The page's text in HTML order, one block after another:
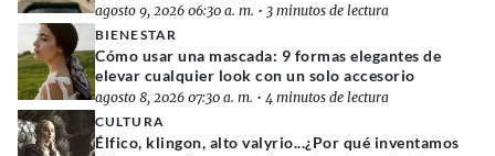
agosto 9, 2026 06:30 a. m. • 3 minutos de lectura
BIENESTAR
Cómo usar una mascada: 9 formas elegantes de
elevar cualquier look con un solo accesorio
agosto 8, 2026 07:30 a. m. • 4 minutos de lectura
CULTURA
Élfico, klingon, alto valyrio...¿Por qué inventamos